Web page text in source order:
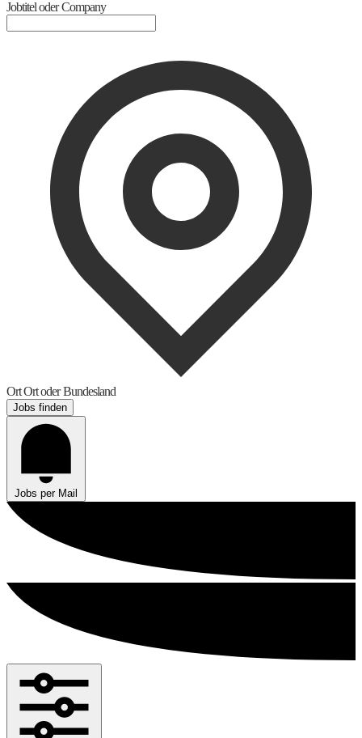
Jobtitel oder Company
OrtOrt oder Bundesland
Jobs finden
Jobs per Mail